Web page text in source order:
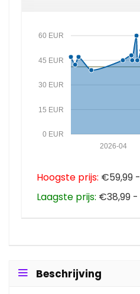
0 EUR
15 EUR
30 EUR
45 EUR
60 EUR
2026-04
Hoogste prijs: €59,99
Laagste prijs: €38,99
Beschrijving